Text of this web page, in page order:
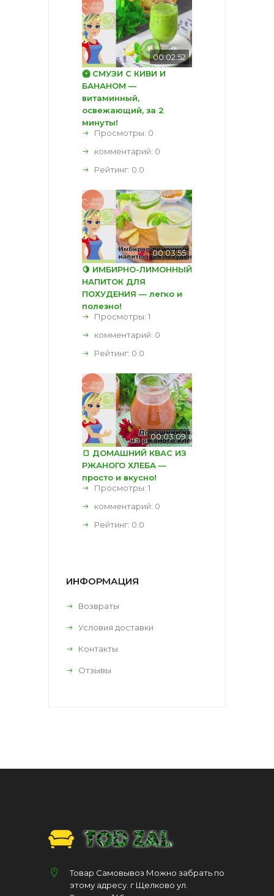
00:02:52
🥝 СМУЗИ С КИВИ И
БАНАНОМ —
витаминный,
освежающий, за 2
минуты!
Просмотры: 0
комментарий: 0
Рейтинг: 0.0
00:03:55
🍋 ИМБИРНО-ЛИМОННЫЙ
НАПИТОК ДЛЯ
ПОХУДЕНИЯ — легко и
полезно!
Просмотры: 1
комментарий: 0
Рейтинг: 0.0
00:03:09
🍞 ДОМАШНИЙ КВАС ИЗ
РЖАНОГО ХЛЕБА —
просто и вкусно!
Просмотры: 1
комментарий: 0
Рейтинг: 0.0
ИНФОРМАЦИЯ
Возвраты
Условия доставки
Контакты
Отзывы
Товар Самовывоз Можно забрать по
этому адресу. г Щелково ул.